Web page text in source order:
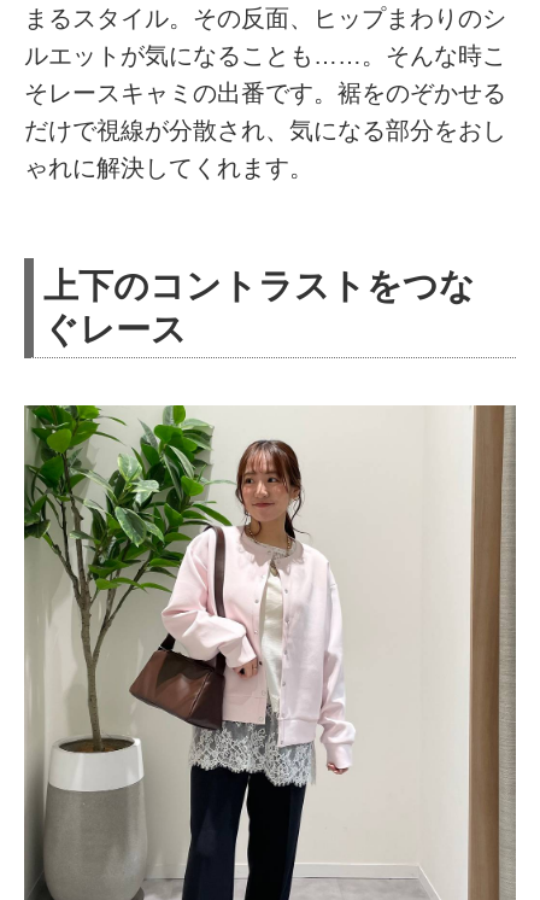
まるスタイル。その反面、ヒップまわりのシ
ルエットが気になることも……。そんな時こ
そレースキャミの出番です。裾をのぞかせる
だけで視線が分散され、気になる部分をおし
ゃれに解決してくれます。
上下のコントラストをつな
ぐレース